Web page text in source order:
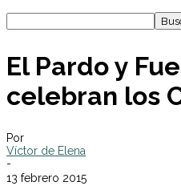
El Pardo y
celebran los
Por
Víctor de Elena
-
13 febrero 2015